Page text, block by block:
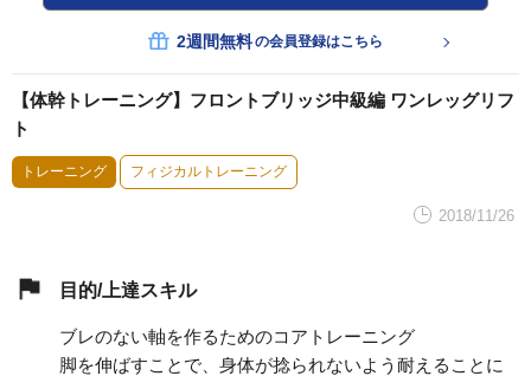
2週間無料の会員登録はこちら
【体幹トレーニング】フロントブリッジ中級編 ワンレッグリフ
ト
トレーニング フィジカルトレーニング
2018/11/26
目的/上達スキル
ブレのない軸を作るためのコアトレーニング
脚を伸ばすことで、身体が捻られないよう耐えることに